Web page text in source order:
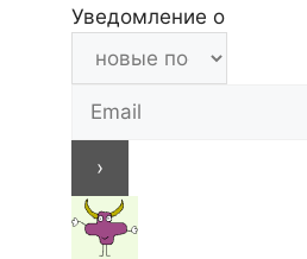
Уведомление о